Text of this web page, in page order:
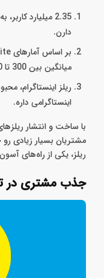
2.35 میلیارد
دارن.
میانگین بین 300 تا 800 لایک می‌خورن.
ریلز اینستاگرام،
اینستاگرامی داره.
با ساخت و انتشار
مشتریان بسیار زیادی
ریلز، یکی از راه‌های
جذب مشتری در